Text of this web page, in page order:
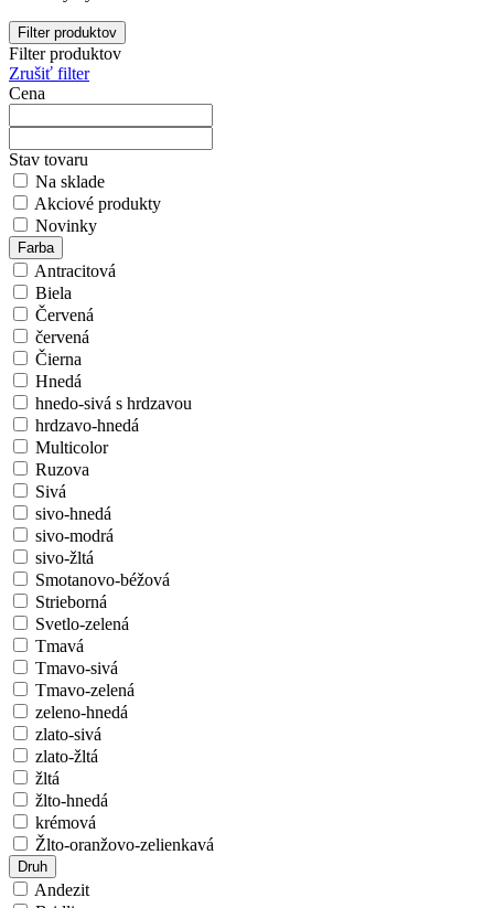
Filter produktov
Filter produktov
Zrušiť filter
Cena
Stav tovaru
Na sklade
Akciové produkty
Novinky
Farba
Antracitová
Biela
Červená
červená
Čierna
Hnedá
hnedo-sivá s hrdzavou
hrdzavo-hnedá
Multicolor
Ruzova
Sivá
sivo-hnedá
sivo-modrá
sivo-žltá
Smotanovo-béžová
Strieborná
Svetlo-zelená
Tmavá
Tmavo-sivá
Tmavo-zelená
zeleno-hnedá
zlato-sivá
zlato-žltá
žltá
žlto-hnedá
krémová
Žlto-oranžovo-zelienkavá
Druh
Andezit